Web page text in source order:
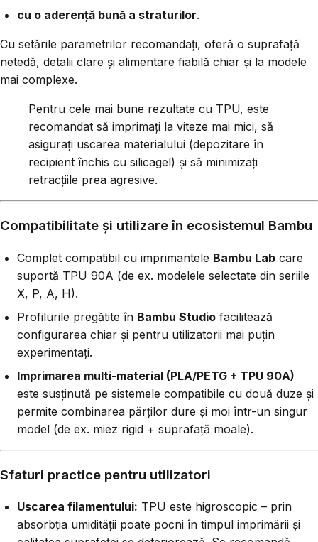
cu o aderență bună a straturilor.
Cu setările parametrilor recomandați, oferă o suprafață
netedă, detalii clare și alimentare fiabilă chiar și la modele
mai complexe.
Pentru cele mai bune rezultate cu TPU, este
recomandat să imprimați la viteze mai mici, să
asigurați uscarea materialului (depozitare în
recipient închis cu silicagel) și să minimizați
retracțiile prea agresive.
Compatibilitate și utilizare în ecosistemul Bambu
Complet compatibil cu imprimantele Bambu Lab care
suportă TPU 90A (de ex. modelele selectate din seriile
X, P, A, H).
Profilurile pregătite în Bambu Studio facilitează
configurarea chiar și pentru utilizatorii mai puțin
experimentați.
Imprimarea multi-material (PLA/PETG + TPU 90A)
este susținută pe sistemele compatibile cu două duze și
permite combinarea părților dure și moi într-un singur
model (de ex. miez rigid + suprafață moale).
Sfaturi practice pentru utilizatori
Uscarea filamentului: TPU este higroscopic – prin
absorbția umidității poate pocni în timpul imprimării și